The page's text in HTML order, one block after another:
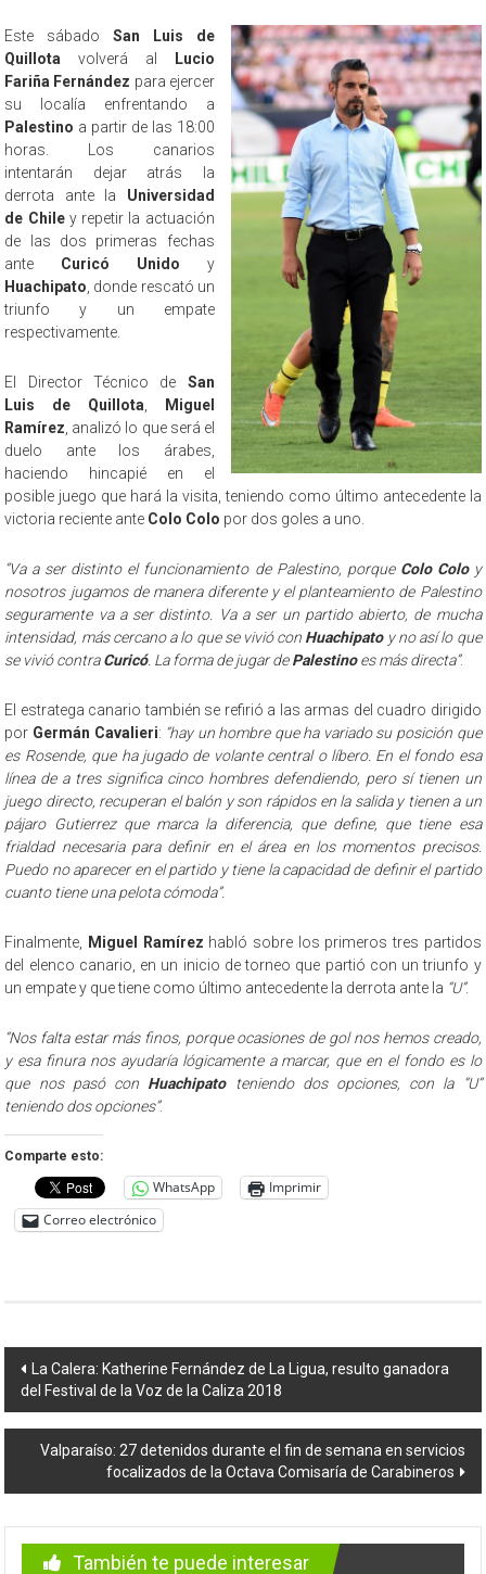
Este sábado San Luis de
Quillota volverá al
Lucio
Fariña Fernández para ejercer
su localía enfrentando a
Palestino a partir de las 18:00
horas. Los canarios
intentarán dejar atrás la
derrota ante la Universidad
de Chiley repetir la actuación
de las dos primeras fechas
ante Curicó Unido y
Huachipato , donde rescató un
triunfo y un empate
respectivamente.
El Director Técnico de San
Luis de Quillota
Miguel
Ramírez , analizó lo que será el
duelo ante los árabes,
haciendo hincapié en el
posible juego que hará la visita, teniendo como último antecedente la
victoria reciente ante Colo Colo por dos goles a uno.
“Va a ser distinto el funcionamiento de Palestino, porque Colo Coloy
nosotros jugamos de manera diferente y el planteamiento de Palestino
seguramente va a ser distinto. Va a ser un partido abierto, de mucha
intensidad, más cercano a lo que se vivió con Huachipatoy no así lo que
se vivió contraCuricó. La forma de jugar dePalestinoes más directa”.
El estratega canario también se refirió a las armas del cuadro dirigido
por Germán Cavalieri: “hay un hombre que ha variado su posición que
es Rosende, que ha jugado de volante central o líbero. En el fondo esa
línea de a tres significa cinco hombres defendiendo, pero sí tienen un
juego directo, recuperan el balón y son rápidos en la salida y tienen a un
pájaro Gutierrez que marca la diferencia, que define, que tiene esa
frialdad necesaria para definir en el área en los momentos precisos.
Puedo no aparecer en el partido y tiene la capacidad de definir el partido
cuanto tiene una pelota cómoda”.
Finalmente, Miguel Ramírez habló sobre los primeros tres partidos
del elenco canario, en un inicio de torneo que partió con un triunfo y
un empate y que tiene como último antecedente la derrota ante la “U”.
“Nos falta estar más finos, porque ocasiones de gol nos hemos creado,
y esa finura nos ayudaría lógicamente a marcar, que en el fondo es lo
que nos pasó con Huachipatoteniendo dos opciones, con la “U”
teniendo dos opciones”.
Comparte esto:
WhatsApp
Imprimir
Correo electrónico
Navegación
de
entradas
La Calera: Katherine Fernández de La Ligua, resulto ganadora
del Festival de la Voz de la Caliza 2018
Valparaíso: 27 detenidos durante el fin de semana en servicios
focalizados de la Octava Comisaría de Carabineros
También te puede interesar